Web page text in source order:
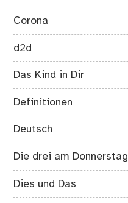
Corona
d2d
Das Kind in Dir
Definitionen
Deutsch
Die drei am Donnerstag
Dies und Das